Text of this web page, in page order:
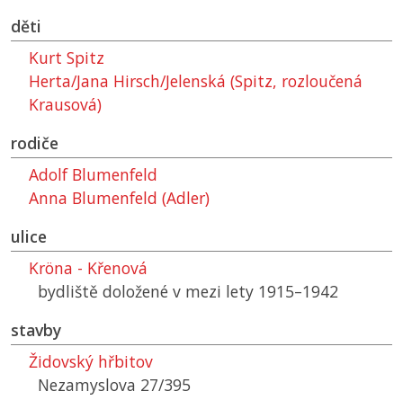
děti
Kurt Spitz
Herta/Jana Hirsch/Jelenská (Spitz, rozloučená
Krausová)
rodiče
Adolf Blumenfeld
Anna Blumenfeld (Adler)
ulice
Kröna - Křenová
bydliště doložené v mezi lety 1915–⁠1942
stavby
Židovský hřbitov
Nezamyslova 27/395